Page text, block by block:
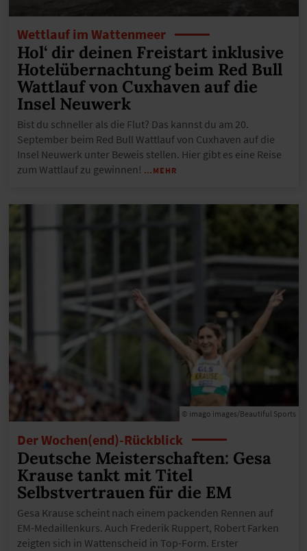
Wettlauf im Wattenmeer
Hol‘ dir deinen Freistart inklusive
Hotelübernachtung beim Red Bull
Wattlauf von Cuxhaven auf die
Insel Neuwerk
Bist du schneller als die Flut? Das kannst du am 20.
September beim Red Bull Wattlauf von Cuxhaven auf die
Insel Neuwerk unter Beweis stellen. Hier gibt es eine Reise
zum Wattlauf zu gewinnen! …MEHR
© imago images/Beautiful Sports
Der Wochen(end)-Rückblick
Deutsche Meisterschaften: Gesa
Krause tankt mit Titel
Selbstvertrauen für die EM
Gesa Krause scheint nach einem packenden Rennen auf
EM-Medaillenkurs. Auch Frederik Ruppert, Robert Farken
zeigten sich in Wattenscheid in Top-Form. Erster